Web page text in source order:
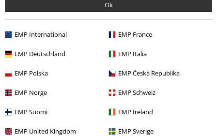
Ok
EMP International EMP France
EMP Deutschland EMP Italia
EMP Polska EMP Česká Republika
EMP Norge EMP Schweiz
EMP Suomi EMP Ireland
EMP United Kingdom EMP Sverige
RottenTime In Flames Tričko Retro Logo In Flames Tričko